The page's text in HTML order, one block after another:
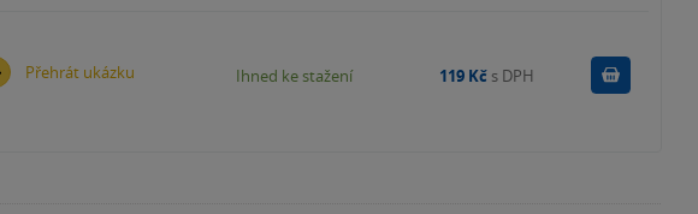
Přehrát ukázku Ihned ke stažení 119 Kč s DPH Koupit